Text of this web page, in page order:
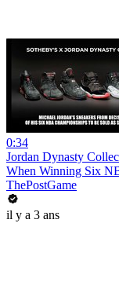
0:34
Jordan Dynasty
When Winning Six
ThePostGame
il y a 3 ans